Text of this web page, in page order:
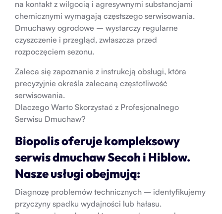
na kontakt z wilgocią i agresywnymi substancjami
chemicznymi wymagają częstszego serwisowania.
Dmuchawy ogrodowe – wystarczy regularne
czyszczenie i przegląd, zwłaszcza przed
rozpoczęciem sezonu.
Zaleca się zapoznanie z instrukcją obsługi, która
precyzyjnie określa zalecaną częstotliwość
serwisowania.
Dlaczego Warto Skorzystać z Profesjonalnego
Serwisu Dmuchaw?
Biopolis oferuje kompleksowy
serwis dmuchaw Secoh i Hiblow.
Nasze usługi obejmują:
Diagnozę problemów technicznych – identyfikujemy
przyczyny spadku wydajności lub hałasu.